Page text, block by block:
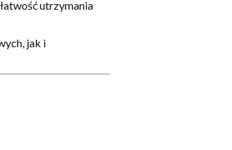
utrzymania
jak i